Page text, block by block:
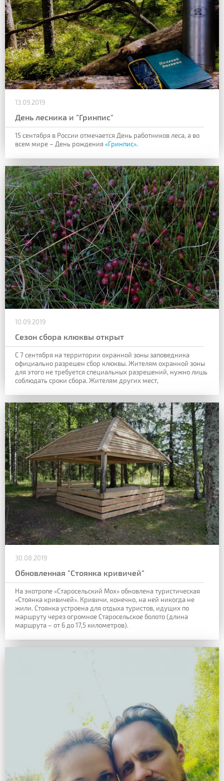
13.09.2019
День лесника и "Гринпис"
15 сентября в России отмечается День работников леса, а во
всем мире – День рождения «Гринпис».
10.09.2019
Сезон сбора клюквы открыт
С 7 сентября на территории охранной зоны заповедника
официально разрешен сбор клюквы. Жителям охранной зоны
для этого не требуется специальных разрешений, нужно лишь
соблюдать сроки сбора. Жителям других мест,
30.08.2019
Обновленная "Стоянка кривичей"
На экотропе «Старосельский Мох» обновлена туристическая
«Стоянка кривичей». Кривичи, конечно, на ней никогда не
жили. Стоянка устроена для отдыха туристов, идущих по
маршруту через огромное Старосельское болото (длина
маршрута – от 6 до 17,5 километров).